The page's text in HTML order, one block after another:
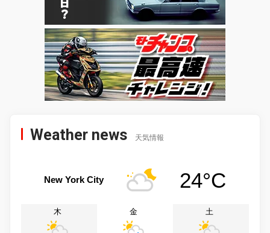
Weather news 天気情報
New York City 24°C
木 金 土